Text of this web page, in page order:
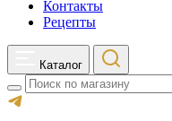
Контакты
Рецепты
Каталог
Search